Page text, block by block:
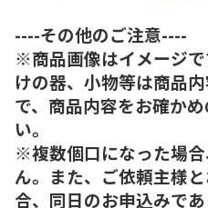
----その他のご注意----
※商品画像はイメージ
けの器、小物等は商品
で、商品内容をお確か
い。
※複数個口になった場
ん。また、ご依頼主様
合、同日のお申込みで